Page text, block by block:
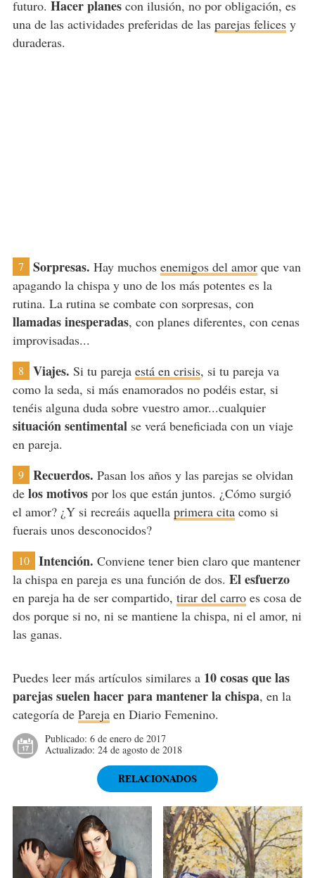
futuro. Hacer planescon ilusión, no por obligación, es
una de las actividades preferidas de las parejas felicesy
duraderas.
7 Sorpresas. Hay muchos enemigos del amorque van
apagando la chispa y uno de los más potentes es la
rutina. La rutina se combate con sorpresas, con
llamadas inesperadas, con planes diferentes, con cenas
improvisadas...
8 Viajes. Si tu pareja está en crisis, si tu pareja va
como la seda, si más enamorados no podéis estar, si
tenéis alguna duda sobre vuestro amor...cualquier
situación sentimentalse verá beneficiada con un viaje
en pareja.
9 Recuerdos. Pasan los años y las parejas se olvidan
de los motivospor los que están juntos. ¿Cómo surgió
el amor? ¿Y si recreáis aquella primera citacomo si
fuerais unos desconocidos?
10 Intención. Conviene tener bien claro que mantener
la chispa en pareja es una función de dos. El esfuerzo
en pareja ha de ser compartido, tirar del carroes cosa de
dos porque si no, ni se mantiene la chispa, ni el amor, ni
las ganas.
Puedes leer más artículos similares a 10 cosas que las
parejas suelen hacer para mantener la chispa, en la
categoría de Parejaen Diario Femenino.
Publicado: 6 de enero de 2017
Actualizado: 24 de agosto de 2018
RELACIONADOS